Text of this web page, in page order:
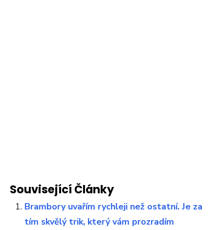
Související Články
Brambory uvařím rychleji než ostatní. Je za
tím skvělý trik, který vám prozradím